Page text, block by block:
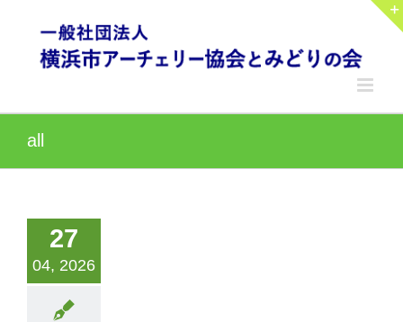
content
all
27
04, 2026